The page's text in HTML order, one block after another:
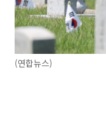
(연합뉴스)